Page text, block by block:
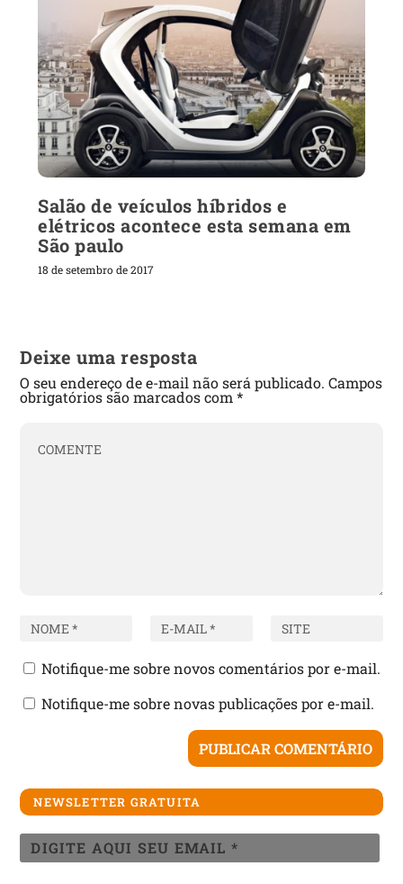
Salão de veículos híbridos e
elétricos acontece esta semana em
São paulo
18 de setembro de 2017
Deixe uma resposta
O seu endereço de e-mail não será publicado. Campos
obrigatórios são marcados com*
Notifique-me sobre novos comentários por e-mail.
Notifique-me sobre novas publicações por e-mail.
NEWSLETTER GRATUITA